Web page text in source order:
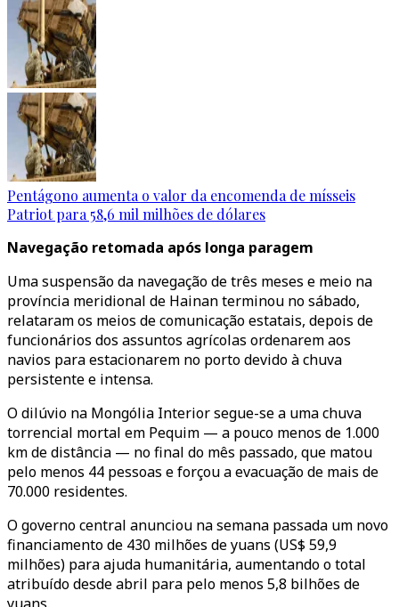
Pentágono aumenta o valor da encomenda de mísseis
Patriot para 58,6 mil milhões de dólares
Navegação retomada após longa paragem
Uma suspensão da navegação de três meses e meio na
província meridional de Hainan terminou no sábado,
relataram os meios de comunicação estatais, depois de
funcionários dos assuntos agrícolas ordenarem aos
navios para estacionarem no porto devido à chuva
persistente e intensa.
O dilúvio na Mongólia Interior segue-se a uma chuva
torrencial mortal em Pequim — a pouco menos de 1.000
km de distância — no final do mês passado, que matou
pelo menos 44 pessoas e forçou a evacuação de mais de
70.000 residentes.
O governo central anunciou na semana passada um novo
financiamento de 430 milhões de yuans (US$ 59,9
milhões) para ajuda humanitária, aumentando o total
atribuído desde abril para pelo menos 5,8 bilhões de